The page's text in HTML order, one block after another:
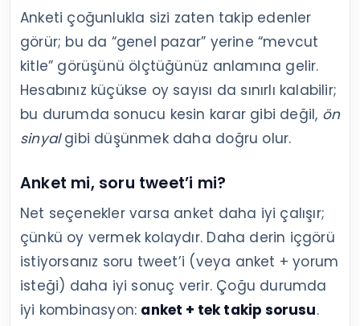
Anketi çoğunlukla sizi zaten takip edenler
görür; bu da “genel pazar” yerine “mevcut
kitle” görüşünü ölçtüğünüz anlamına gelir.
Hesabınız küçükse oy sayısı da sınırlı kalabilir;
bu durumda sonucu kesin karar gibi değil, ön
sinyalgibi düşünmek daha doğru olur.
Anket mi, soru tweet’i mi?
Net seçenekler varsa anket daha iyi çalışır;
çünkü oy vermek kolaydır. Daha derin içgörü
istiyorsanız soru tweet’i (veya anket + yorum
isteği) daha iyi sonuç verir. Çoğu durumda
iyi kombinasyon: anket + tek takip sorusu.